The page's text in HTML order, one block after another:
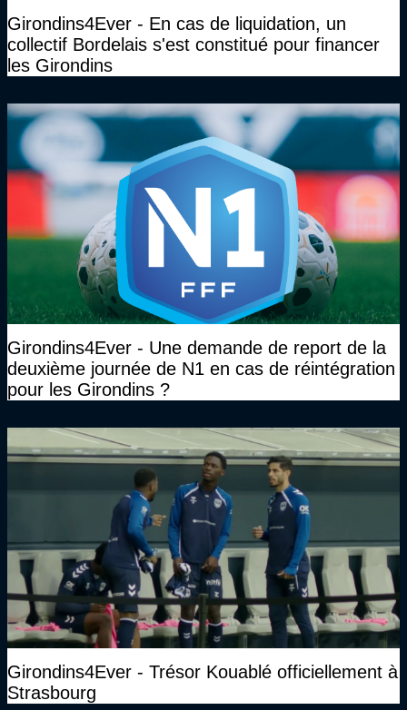
Girondins4Ever - En cas de liquidation, un
collectif Bordelais s'est constitué pour financer
les Girondins
Girondins4Ever - Une demande de report de la
deuxième journée de N1 en cas de réintégration
pour les Girondins ?
Girondins4Ever - Trésor Kouablé officiellement à
Strasbourg